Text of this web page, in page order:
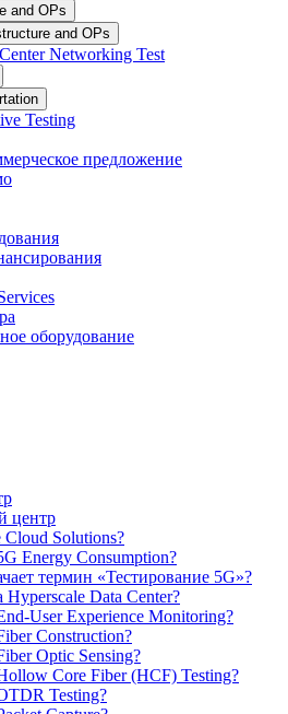
and OPs
and OPs
Networking Test
Testing
предложение
оборудование
центр
Cloud Solutions?
Energy Consumption?
термин «Тестирование 5G»?
Hyperscale Data Center?
User Experience Monitoring?
Construction?
Optic Sensing?
Core Fiber (HCF) Testing?
Testing?